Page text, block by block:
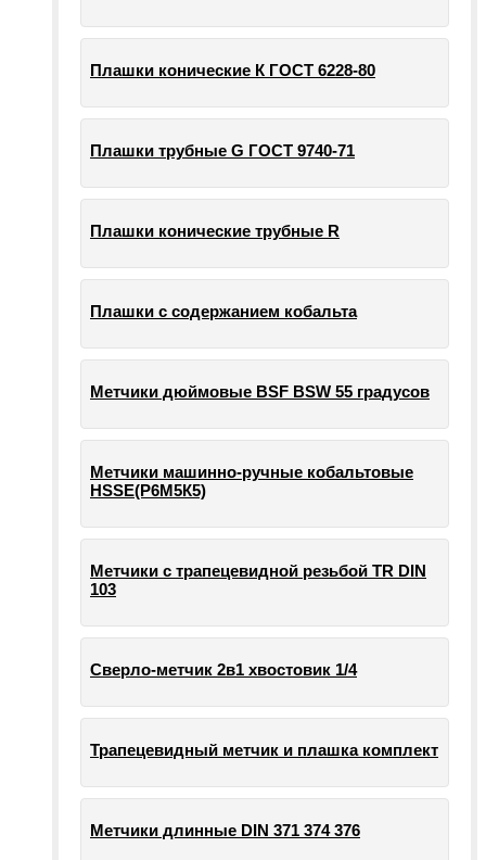
Плашки конические К ГОСТ 6228-80
Плашки трубные G ГОСТ 9740-71
Плашки конические трубные R
Плашки с содержанием кобальта
Метчики дюймовые BSF BSW 55 градусов
Метчики машинно-ручные кобальтовые
HSSE(Р6М5К5)
Метчики с трапецевидной резьбой TR DIN
103
Сверло-метчик 2в1 хвостовик 1/4
Трапецевидный метчик и плашка комплект
Метчики длинные DIN 371 374 376